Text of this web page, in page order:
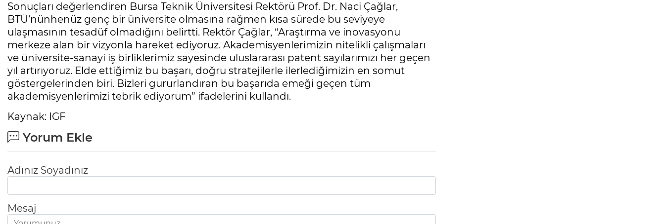
Sonuçları değerlendiren Bursa Teknik Üniversitesi Rektörü Prof. Dr. Naci Çağlar,
BTÜ’nünhenüz genç bir üniversite olmasına rağmen kısa sürede bu seviyeye
ulaşmasının tesadüf olmadığını belirtti. Rektör Çağlar, “Araştırma ve inovasyonu
merkeze alan bir vizyonla hareket ediyoruz. Akademisyenlerimizin nitelikli çalışmaları
ve üniversite-sanayi iş birliklerimiz sayesinde uluslararası patent sayılarımızı her geçen
yıl artırıyoruz. Elde ettiğimiz bu başarı, doğru stratejilerle ilerlediğimizin en somut
göstergelerinden biri. Bizleri gururlandıran bu başarıda emeği geçen tüm
akademisyenlerimizi tebrik ediyorum” ifadelerini kullandı.
Kaynak: IGF
Yorum Ekle
Adınız Soyadınız
Mesaj